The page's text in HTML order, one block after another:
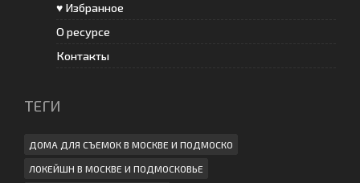
♥ Избранное
О ресурсе
Контакты
ТЕГИ
ДОМА ДЛЯ СЪЕМОК В МОСКВЕ И ПОДМОСКО
ЛОКЕЙШН В МОСКВЕ И ПОДМОСКОВЬЕ